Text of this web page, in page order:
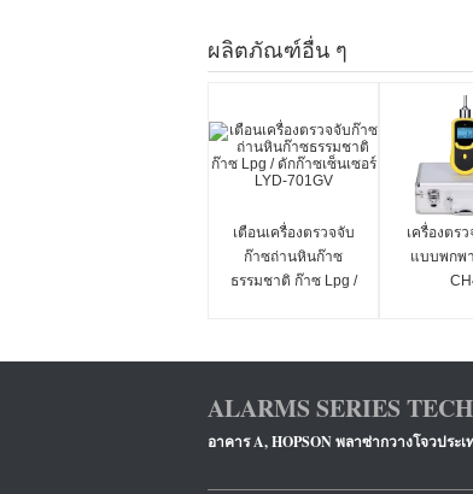
ผลิตภัณฑ์อื่น ๆ
เตือนเครื่องตรวจจับ
ก๊าซถ่านหินก๊าซ
ธรรมชาติ ก๊าซ Lpg /
เครื่องตร
แบบพกพ
ALARMS SERIES
อาคาร A, HOPSON พลาซ่ากวางโจวประ